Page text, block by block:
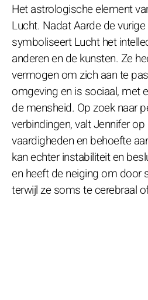
Het astrologische element
Lucht. Nadat Aarde de
symboliseert Lucht het
anderen en de kunsten. Ze
vermogen om zich aan te
omgeving en is sociaal, met
de mensheid. Op zoek naar
verbindingen, valt Jennifer
vaardigheden en behoefte
kan echter instabiliteit en
en heeft de neiging om door
terwijl ze soms te cerebraal